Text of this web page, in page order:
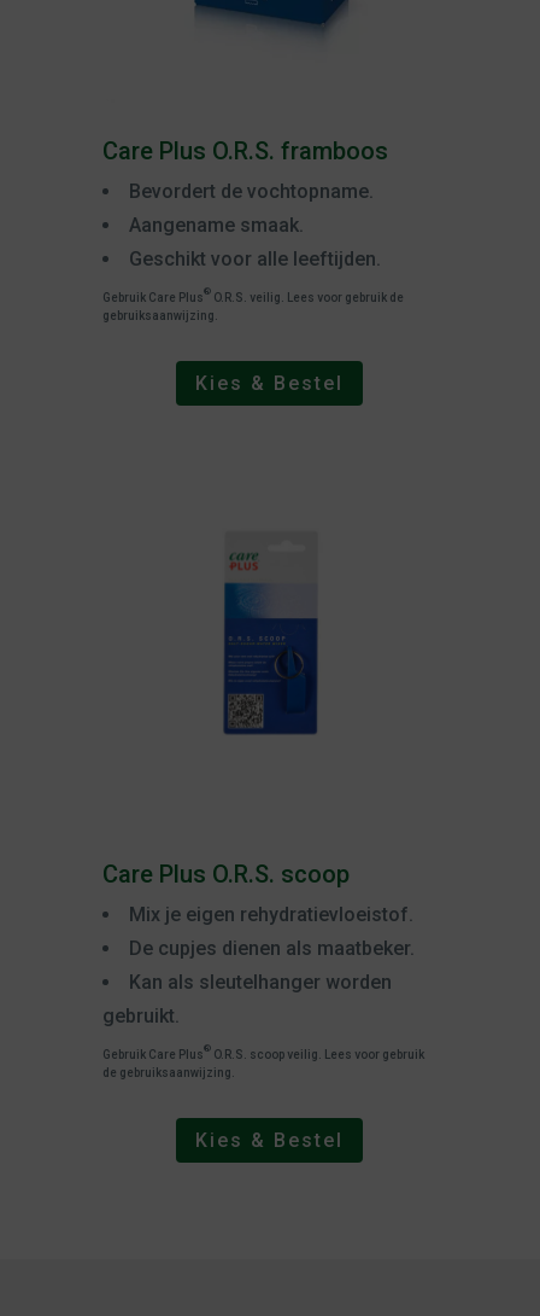
Care Plus O.R.S. framboos
Bevordert de vochtopname.
Aangename smaak.
Geschikt voor alle leeftijden.
Gebruik Care Plus® O.R.S. veilig. Lees voor gebruik de
gebruiksaanwijzing.
Kies & Bestel
Care Plus O.R.S. scoop
Mix je eigen rehydratievloeistof.
De cupjes dienen als maatbeker.
Kan als sleutelhanger worden
gebruikt.
Gebruik Care Plus® O.R.S. scoop veilig. Lees voor gebruik
de gebruiksaanwijzing.
Kies & Bestel